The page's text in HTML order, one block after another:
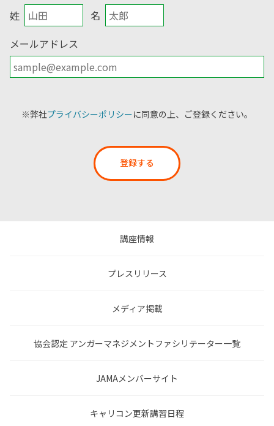
姓
名
メールアドレス
※弊社プライバシーポリシーに同意の上、ご登録ください。
登録する
講座情報
プレスリリース
メディア掲載
協会認定 アンガーマネジメントファシリテーター一覧
JAMAメンバーサイト
キャリコン更新講習日程